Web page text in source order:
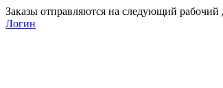
Заказы отправляются на следующий
Логин